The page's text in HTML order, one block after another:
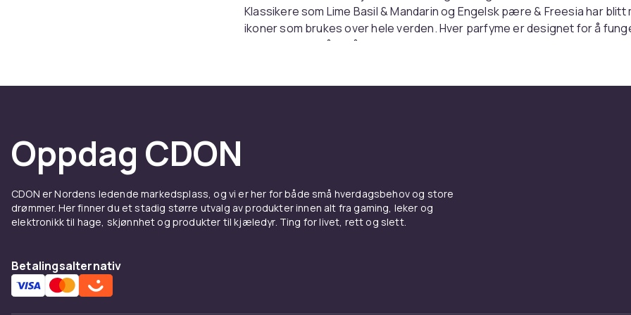
Klassikere som Lime Basil & Mandarinog Engelsk pære & Freesiahar blitt
ikoner som brukes over hele verden. Hver parfyme er designet for å
alene, men også for å kombineres med andre dufter i serien, en teknikk
Duftlysene, som ofte leveres i vakker, minimalistisk emballasje med en
signatursløyfe, er både en dekorativ detalj og en opplevelse for sansene.
Oppdag CDON
CDON er Nordens ledende markedsplass, og vi er her for både små hverdagsbehov og store
drømmer. Her finner du et stadig større utvalg av produkter innen alt fra gaming, leker og
elektronikk til hage, skjønnhet og produkter til kjæledyr. Ting for livet, rett og slett.
Betalingsalternativ